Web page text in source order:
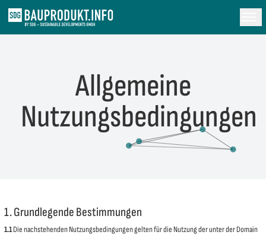
Allgemeine
Nutzungsbedingungen
1. Grundlegende Bestimmungen
1.1Die nachstehenden Nutzungsbedingungen gelten für die Nutzung der unter der Domain